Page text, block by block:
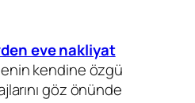
eve nakliyat
kendine özgü
göz önünde